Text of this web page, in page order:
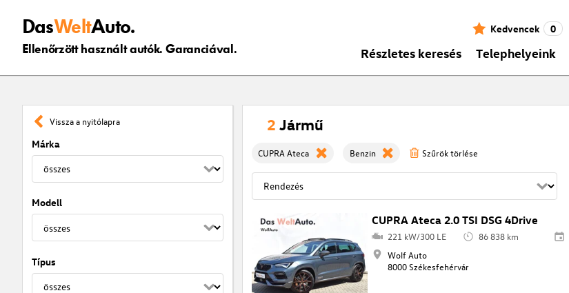
DasWeltAuto.
Ellenőrzött használt autók. Garanciával.
Kedvencek 0
Részletes keresés Telephelyeink
Vissza a nyitólapra
Márka
Modell
Típus
2 Jármű
CUPRA Ateca Benzin Szűrök törlése
CUPRA Ateca 2.0 TSI DSG 4Drive
221 kW/300 LE 86 838 km
Wolf Auto
8000 Székesfehérvár